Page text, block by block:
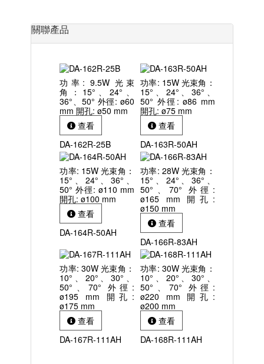
關聯產品
功率: 9.5W 光束
角：15°、24°、
36°、50° 外徑: ø60
mm 開孔: ø50 mm
查看
DA-162R-25B
功率: 15W 光束角：
15°、24°、36°、
50° 外徑: ø86 mm
開孔: ø75 mm
查看
DA-163R-50AH
功率: 15W 光束角：
15°、24°、36°、
50° 外徑: ø110 mm
開孔: ø100 mm
查看
DA-164R-50AH
功率: 28W 光束角：
15°、24°、36°、
50°、70° 外徑:
ø165 mm 開孔:
ø150 mm
查看
DA-166R-83AH
功率: 30W 光束角：
10°、20°、30°、
50°、70° 外徑:
ø195 mm 開孔:
ø175 mm
查看
DA-167R-111AH
功率: 30W 光束角：
10°、20°、30°、
50°、70° 外徑:
ø220 mm 開孔:
ø200 mm
查看
DA-168R-111AH